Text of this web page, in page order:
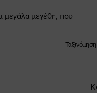
μεγάλα μεγέθη, που